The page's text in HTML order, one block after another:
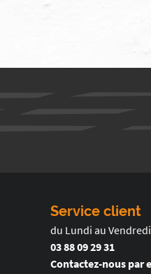
Service client
du Lundi au
03 88 09 29 31
Contactez-nous par